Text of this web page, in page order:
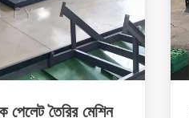
পেলেট তৈরির মেশিন